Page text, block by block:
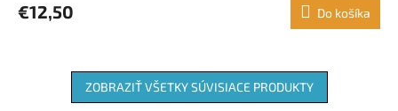
€12,50 Do košíka
ZOBRAZIŤ VŠETKY SÚVISIACE PRODUKTY